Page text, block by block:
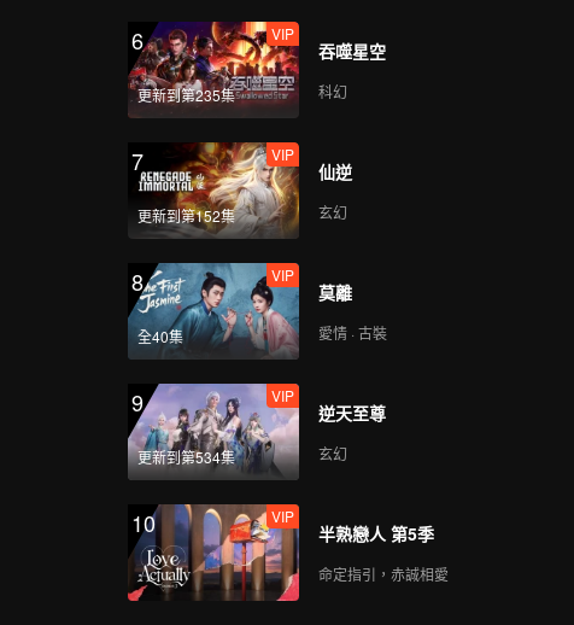
6
更新到第235集
VIP
吞噬星空
科幻
7
更新到第152集
VIP
仙逆
玄幻
8
全40集
VIP
莫離
愛情 · 古裝
9
更新到第534集
VIP
逆天至尊
玄幻
10 VIP
半熟戀人 第5季
命定指引，赤誠相愛